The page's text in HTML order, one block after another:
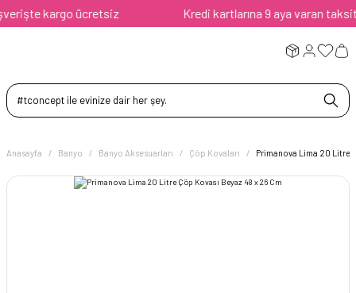
kargo ücretsiz Kredi kartlarına 9 aya varan taksit
Anasayfa Banyo Banyo Aksesuarları Çöp Kovaları Primanova Lima 20 Litre